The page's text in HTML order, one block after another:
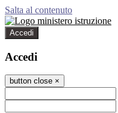
Salta al contenuto
Accedi
Accedi
button close ×